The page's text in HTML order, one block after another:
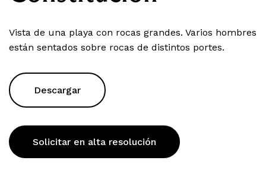
Vista de una playa con rocas grandes. Varios hombres
están sentados sobre rocas de distintos portes.
Descargar
Solicitar en alta resolución